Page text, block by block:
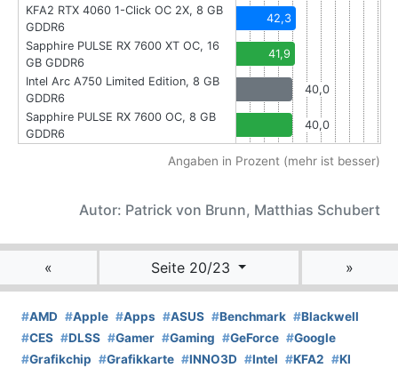
KFA2 RTX 4060 1-Click OC 2X, 8 GB
GDDR6
42,3
Sapphire PULSE RX 7600 XT OC, 16
GB GDDR6
41,9
Intel Arc A750 Limited Edition, 8 GB
GDDR6
40,0
Sapphire PULSE RX 7600 OC, 8 GB
GDDR6
40,0
Angaben in Prozent (mehr ist besser)
Autor: Patrick von Brunn, Matthias Schubert
« Seite 20/23 »
#AMD #Apple #Apps #ASUS #Benchmark #Blackwell
#CES #DLSS #Gamer #Gaming #GeForce #Google
#Grafikchip #Grafikkarte #INNO3D #Intel #KFA2 #KI